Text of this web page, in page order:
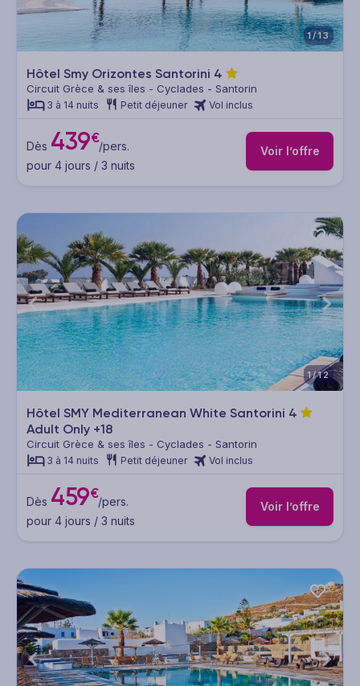
1/13
Hôtel Smy Orizontes Santorini 4
Circuit Grèce & ses îles - Cyclades - Santorin
3 à 14 nuits Petit déjeuner Vol inclus
Dès 439€/pers.
pour 4 jours / 3 nuits
Voir l’offre
1/12
Hôtel SMY Mediterranean White Santorini 4
Adult Only +18
Circuit Grèce & ses îles - Cyclades - Santorin
3 à 14 nuits Petit déjeuner Vol inclus
Dès 459€/pers.
pour 4 jours / 3 nuits
Voir l’offre